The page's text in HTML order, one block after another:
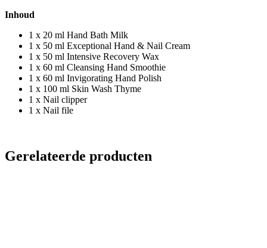
Inhoud
1 x 20 ml Hand Bath Milk
1 x 50 ml Exceptional Hand & Nail Cream
1 x 50 ml Intensive Recovery Wax
1 x 60 ml Cleansing Hand Smoothie
1 x 60 ml Invigorating Hand Polish
1 x 100 ml Skin Wash Thyme
1 x Nail clipper
1 x Nail file
Gerelateerde producten